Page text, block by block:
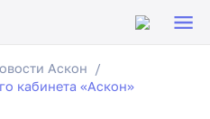
Аскон
кабинета «Аскон»